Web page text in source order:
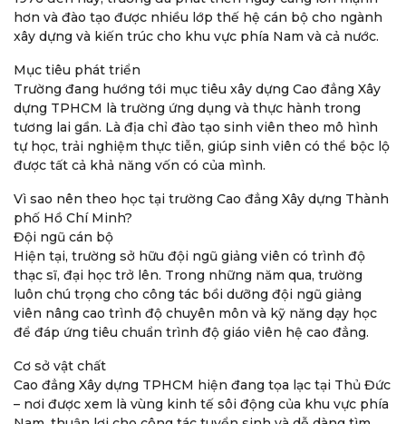
hơn và đào tạo được nhiều lớp thế hệ cán bộ cho ngành
xây dựng và kiến trúc cho khu vực phía Nam và cả nước.
Mục tiêu phát triển
Trường đang hướng tới mục tiêu xây dựng Cao đẳng Xây
dựng TPHCM là trường ứng dụng và thực hành trong
tương lai gần. Là địa chỉ đào tạo sinh viên theo mô hình
tự học, trải nghiệm thực tiễn, giúp sinh viên có thể bộc lộ
được tất cả khả năng vốn có của mình.
Vì sao nên theo học tại trường Cao đẳng Xây dựng Thành
phố Hồ Chí Minh?
Đội ngũ cán bộ
Hiện tại, trường sở hữu đội ngũ giảng viên có trình độ
thạc sĩ, đại học trở lên. Trong những năm qua, trường
luôn chú trọng cho công tác bồi dưỡng đội ngũ giảng
viên nâng cao trình độ chuyên môn và kỹ năng dạy học
để đáp ứng tiêu chuẩn trình độ giáo viên hệ cao đẳng.
Cơ sở vật chất
Cao đẳng Xây dựng TPHCM hiện đang tọa lạc tại Thủ Đức
– nơi được xem là vùng kinh tế sôi động của khu vực phía